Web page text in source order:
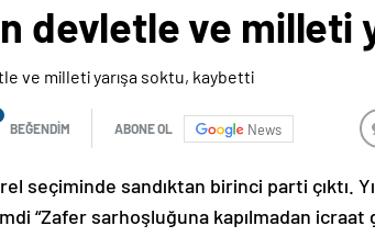
devletle ve milleti
BEĞENDİM ABONE OL News
seçiminde sandıktan birinci parti çıktı.
“Zafer sarhoşluğuna kapılmadan icraat